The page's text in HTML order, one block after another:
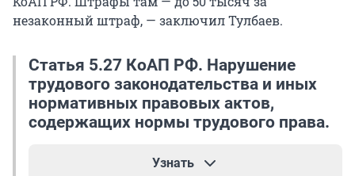
незаконный штраф, — заключил Тулбаев.
Статья 5.27 КоАП РФ. Нарушение
трудового законодательства и иных
нормативных правовых актов,
содержащих нормы трудового права.
Узнать